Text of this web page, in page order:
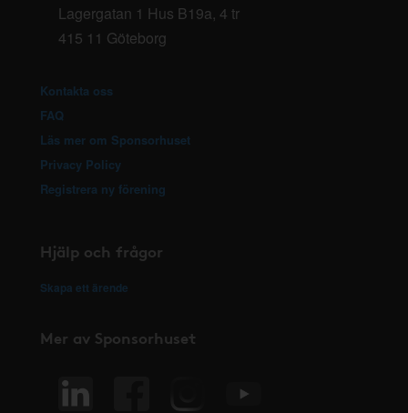
Lagergatan 1 Hus B19a, 4 tr
415 11 Göteborg
Kontakta oss
FAQ
Läs mer om Sponsorhuset
Privacy Policy
Registrera ny förening
Hjälp och frågor
Skapa ett ärende
Mer av Sponsorhuset